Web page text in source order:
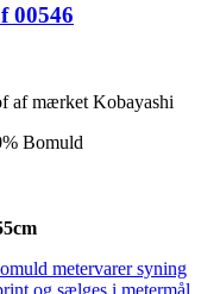
00546
af mærket Kobayashi
Bomuld